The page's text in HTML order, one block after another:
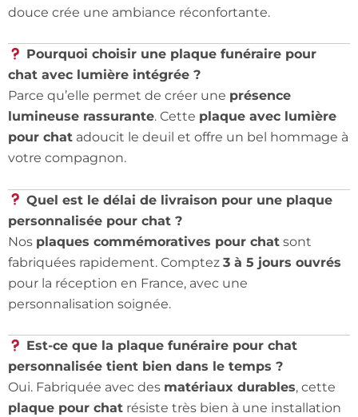
douce crée une ambiance réconfortante.
Pourquoi choisir une plaque funéraire pour
chat avec lumière intégrée ?
Parce qu’elle permet de créer une présence
lumineuse rassurante. Cette plaque avec lumière
pour chat adoucit le deuil et offre un bel hommage à
votre compagnon.
Quel est le délai de livraison pour une plaque
personnalisée pour chat ?
Nos plaques commémoratives pour chat sont
fabriquées rapidement. Comptez 3 à 5 jours ouvrés
pour la réception en France, avec une
personnalisation soignée.
Est-ce que la plaque funéraire pour chat
personnalisée tient bien dans le temps ?
Oui. Fabriquée avec des matériaux durables, cette
plaque pour chat résiste très bien à une installation